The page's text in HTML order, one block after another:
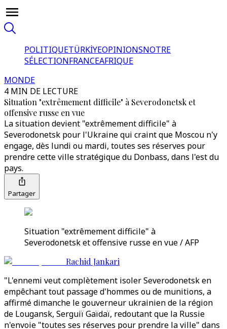
POLITIQUETÜRKİYEOPINIONSNOTRE
SÉLECTIONFRANCEAFRIQUE
MONDE
4 MIN DE LECTURE
Situation "extrêmement difficile" à Severodonetsk et
offensive russe en vue
La situation devient "extrêmement difficile" à
Severodonetsk pour l'Ukraine qui craint que Moscou n'y
engage, dès lundi ou mardi, toutes ses réserves pour
prendre cette ville stratégique du Donbass, dans l'est du
pays.
Partager
Situation "extrêmement difficile" à
Severodonetsk et offensive russe en vue / AFP
Rachid Jankari
"L'ennemi veut complètement isoler Severodonetsk en
empêchant tout passage d'hommes ou de munitions, a
affirmé dimanche le gouverneur ukrainien de la région
de Lougansk, Serguiï Gaïdaï, redoutant que la Russie
n'envoie "toutes ses réserves pour prendre la ville" dans